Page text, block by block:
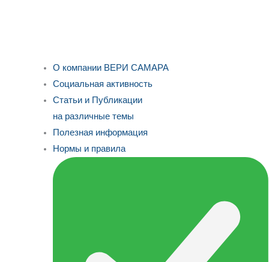
О компании ВЕРИ САМАРА
Социальная активность
Статьи и Публикации
на различные темы
Полезная информация
Нормы и правила